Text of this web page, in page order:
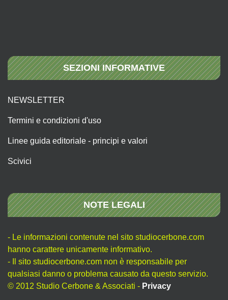
SEZIONI INFORMATIVE
NEWSLETTER
Termini e condizioni d'uso
Linee guida editoriale - principi e valori
Scivici
NOTE LEGALI
- Le informazioni contenute nel sito studiocerbone.com
hanno carattere unicamente informativo.
- Il sito studiocerbone.com non è responsabile per
qualsiasi danno o problema causato da questo servizio.
© 2012 Studio Cerbone & Associati - Privacy